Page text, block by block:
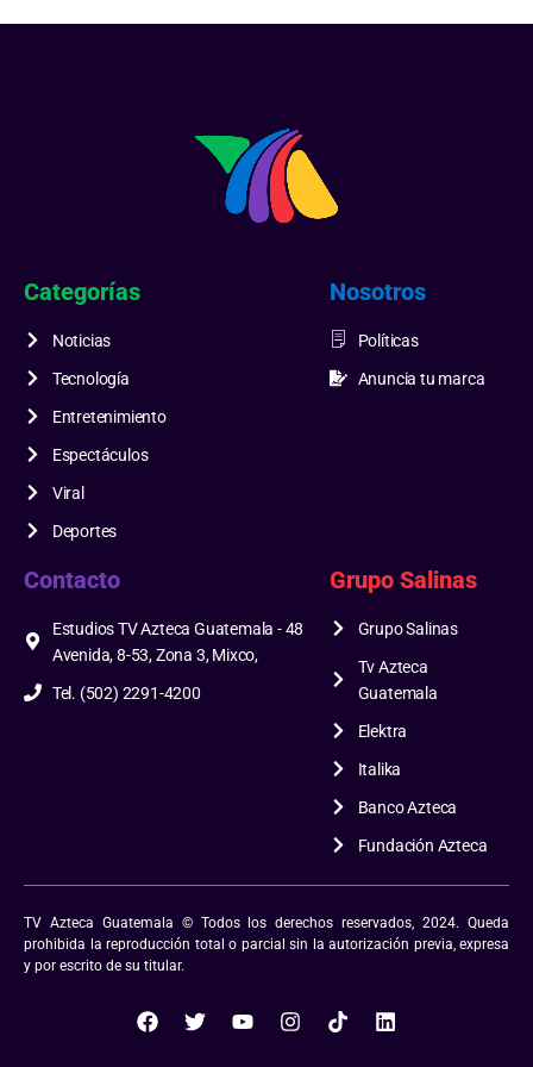
Categorías
Noticias
Tecnología
Entretenimiento
Espectáculos
Viral
Deportes
Nosotros
Políticas
Anuncia tu marca
Contacto
Estudios TV Azteca Guatemala - 48
Avenida, 8-53, Zona 3, Mixco,
Tel. (502) 2291-4200
Grupo Salinas
Grupo Salinas
Tv Azteca
Guatemala
Elektra
Italika
Banco Azteca
Fundación Azteca
TV Azteca Guatemala © Todos los derechos reservados, 2024. Queda
prohibida la reproducción total o parcial sin la autorización previa, expresa
y por escrito de su titular.